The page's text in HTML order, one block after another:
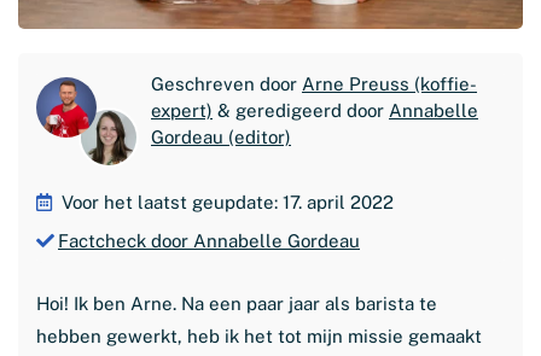
Geschreven door Arne Preuss (koffie-
expert) & geredigeerd door Annabelle
Gordeau (editor)
Voor het laatst geupdate: 17. april 2022
Factcheck door Annabelle Gordeau
Hoi! Ik ben Arne. Na een paar jaar als barista te
hebben gewerkt, heb ik het tot mijn missie gemaakt